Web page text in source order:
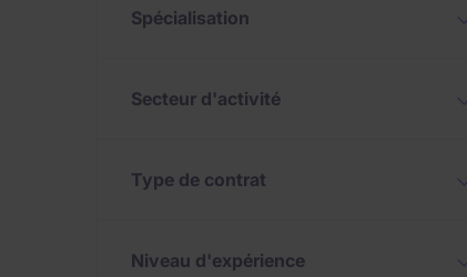
Spécialisation
Secteur d'activité
Type de contrat
Niveau d'expérience